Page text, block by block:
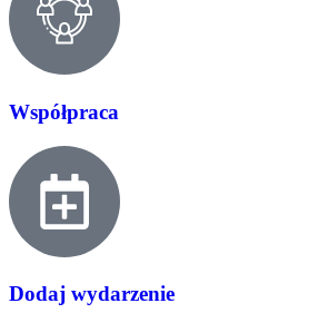
Współpraca
Dodaj wydarzenie